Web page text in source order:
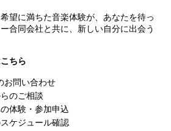
望に満ちた音楽体験が、あなたを待っ
合同会社と共に、新しい自分に出会う
ちら
お問い合わせ
のご相談
体験・参加申込
ケジュール確認